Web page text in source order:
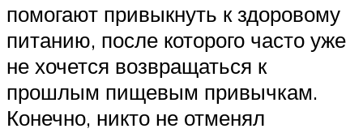
помогают привыкнуть к здоровому
питанию, после которого часто уже
не хочется возвращаться к
прошлым пищевым привычкам.
Конечно, никто не отменял